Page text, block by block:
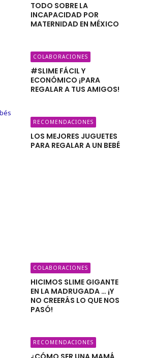
TODO SOBRE LA
INCAPACIDAD POR
MATERNIDAD EN MÉXICO
COLABORACIONES
#SLIME FÁCIL Y
ECONÓMICO ¡PARA
REGALAR A TUS AMIGOS!
RECOMENDACIONES
LOS MEJORES JUGUETES
PARA REGALAR A UN BEBÉ
COLABORACIONES
HICIMOS SLIME GIGANTE
EN LA MADRUGADA … ¡Y
NO CREERÁS LO QUE NOS
PASÓ!
RECOMENDACIONES